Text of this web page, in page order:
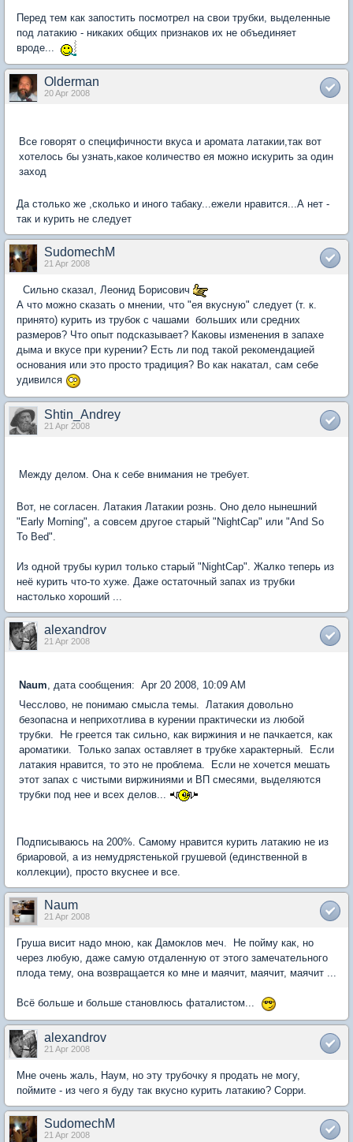
Перед тем как запостить посмотрел на свои трубки, выделенные
под латакию - никаких общих признаков их не объединяет
вроде...
Olderman
20 Apr 2008
Все говорят о специфичности вкуса и аромата латакии,так вот
хотелось бы узнать,какое количество ея можно искурить за один
заход
Да столько же ,сколько и иного табаку...ежели нравится...А нет -
так и курить не следует
SudomechM
21 Apr 2008
Сильно сказал, Леонид Борисович
А что можно сказать о мнении, что "ея вкусную" следует (т. к.
принято) курить из трубок с чашами больших или средних
размеров? Что опыт подсказывает? Каковы изменения в запахе
дыма и вкусе при курении? Есть ли под такой рекомендацией
основания или это просто традиция? Во как накатал, сам себе
удивился
Shtin_Andrey
21 Apr 2008
Между делом. Она к себе внимания не требует.
Вот, не согласен. Латакия Латакии рознь. Оно дело нынешний
"Early Morning", а совсем другое старый "NightCap" или "And So
To Bed".
Из одной трубы курил только старый "NightCap". Жалко теперь из
неё курить что-то хуже. Даже остаточный запах из трубки
настолько хороший ...
alexandrov
21 Apr 2008
Naum, дата сообщения: Apr 20 2008, 10:09 AM
Чесслово, не понимаю смысла темы. Латакия довольно
безопасна и неприхотлива в курении практически из любой
трубки. Не греется так сильно, как виржиния и не пачкается, как
ароматики. Только запах оставляет в трубке характерный. Если
латакия нравится, то это не проблема. Если не хочется мешать
этот запах с чистыми виржиниями и ВП смесями, выделяются
трубки под нее и всех делов...
Подписываюсь на 200%. Самому нравится курить латакию не из
бриаровой, а из немудрястенькой грушевой (единственной в
коллекции), просто вкуснее и все.
Naum
21 Apr 2008
Груша висит надо мною, как Дамоклов меч. Не пойму как, но
через любую, даже самую отдаленную от этого замечательного
плода тему, она возвращается ко мне и маячит, маячит, маячит ...
Всё больше и больше становлюсь фаталистом...
alexandrov
21 Apr 2008
Мне очень жаль, Наум, но эту трубочку я продать не могу,
поймите - из чего я буду так вкусно курить латакию? Сорри.
SudomechM
21 Apr 2008